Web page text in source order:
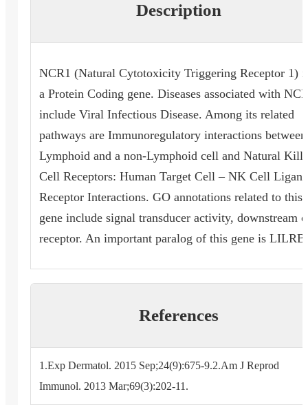
Description
NCR1 (Natural Cytotoxicity Triggering Receptor 1)
a Protein Coding gene. Diseases associated with
include Viral Infectious Disease. Among its related
pathways are Immunoregulatory interactions
Lymphoid and a non-Lymphoid cell and Natural
Cell Receptors: Human Target Cell – NK Cell
Receptor Interactions. GO annotations related to this
gene include signal transducer activity, downstream
receptor. An important paralog of this gene is
References
1.Exp Dermatol. 2015 Sep;24(9):675-9.2.Am J Reprod
Immunol. 2013 Mar;69(3):202-11.